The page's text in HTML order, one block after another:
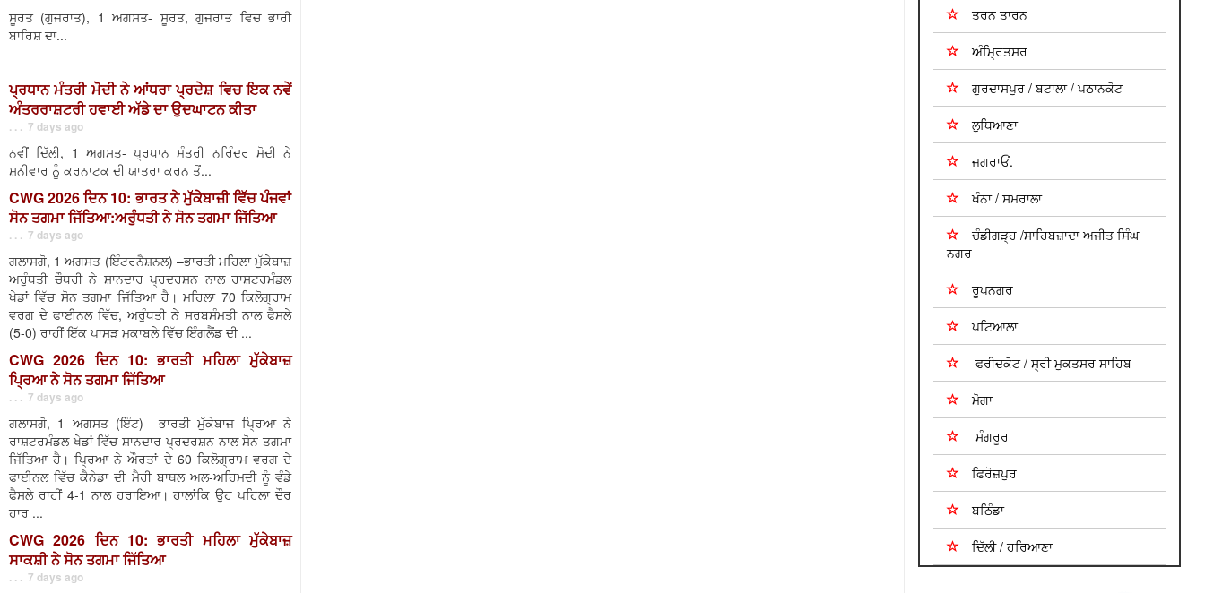
ਸੂਰਤ (ਗੁਜਰਾਤ), 1 ਅਗਸਤ- ਸੂਰਤ, ਗੁਜਰਾਤ ਵਿਚ ਭਾਰੀ
ਬਾਰਿਸ਼ ਦਾ...
ਪ੍ਰਧਾਨ ਮੰਤਰੀ ਮੋਦੀ ਨੇ ਆਂਧਰਾ ਪ੍ਰਦੇਸ਼ ਵਿਚ ਇਕ ਨਵੇਂ
ਅੰਤਰਰਾਸ਼ਟਰੀ ਹਵਾਈ ਅੱਡੇ ਦਾ ਉਦਘਾਟਨ ਕੀਤਾ
. . . 7 days ago
ਨਵੀਂ ਦਿੱਲੀ, 1 ਅਗਸਤ- ਪ੍ਰਧਾਨ ਮੰਤਰੀ ਨਰਿੰਦਰ ਮੋਦੀ ਨੇ
ਸ਼ਨੀਵਾਰ ਨੂੰ ਕਰਨਾਟਕ ਦੀ ਯਾਤਰਾ ਕਰਨ ਤੋਂ...
CWG 2026 ਦਿਨ 10: ਭਾਰਤ ਨੇ ਮੁੱਕੇਬਾਜ਼ੀ ਵਿੱਚ ਪੰਜਵਾਂ
ਸੋਨ ਤਗਮਾ ਜਿੱਤਿਆ:ਅਰੁੰਧਤੀ ਨੇ ਸੋਨ ਤਗਮਾ ਜਿੱਤਿਆ
. . . 7 days ago
ਗਲਾਸਗੋ, 1 ਅਗਸਤ (ਇੰਟਰਨੈਸ਼ਨਲ) –ਭਾਰਤੀ ਮਹਿਲਾ ਮੁੱਕੇਬਾਜ਼
ਅਰੁੰਧਤੀ ਚੌਧਰੀ ਨੇ ਸ਼ਾਨਦਾਰ ਪ੍ਰਦਰਸ਼ਨ ਨਾਲ ਰਾਸ਼ਟਰਮੰਡਲ
ਖੇਡਾਂ ਵਿੱਚ ਸੋਨ ਤਗਮਾ ਜਿੱਤਿਆ ਹੈ। ਮਹਿਲਾ 70 ਕਿਲੋਗ੍ਰਾਮ
ਵਰਗ ਦੇ ਫਾਈਨਲ ਵਿੱਚ, ਅਰੁੰਧਤੀ ਨੇ ਸਰਬਸੰਮਤੀ ਨਾਲ ਫੈਸਲੇ
(5-0) ਰਾਹੀਂ ਇੱਕ ਪਾਸੜ ਮੁਕਾਬਲੇ ਵਿੱਚ ਇੰਗਲੈਂਡ ਦੀ ...
CWG 2026 ਦਿਨ 10: ਭਾਰਤੀ ਮਹਿਲਾ ਮੁੱਕੇਬਾਜ਼
ਪ੍ਰਿਆ ਨੇ ਸੋਨ ਤਗਮਾ ਜਿੱਤਿਆ
. . . 7 days ago
ਗਲਾਸਗੋ, 1 ਅਗਸਤ (ਇੰਟ) –ਭਾਰਤੀ ਮੁੱਕੇਬਾਜ਼ ਪ੍ਰਿਆ ਨੇ
ਰਾਸ਼ਟਰਮੰਡਲ ਖੇਡਾਂ ਵਿੱਚ ਸ਼ਾਨਦਾਰ ਪ੍ਰਦਰਸ਼ਨ ਨਾਲ ਸੋਨ ਤਗਮਾ
ਜਿੱਤਿਆ ਹੈ। ਪ੍ਰਿਆ ਨੇ ਔਰਤਾਂ ਦੇ 60 ਕਿਲੋਗ੍ਰਾਮ ਵਰਗ ਦੇ
ਫਾਈਨਲ ਵਿੱਚ ਕੈਨੇਡਾ ਦੀ ਮੈਰੀ ਬਾਥਲ ਅਲ-ਅਹਿਮਦੀ ਨੂੰ ਵੰਡੇ
ਫੈਸਲੇ ਰਾਹੀਂ 4-1 ਨਾਲ ਹਰਾਇਆ। ਹਾਲਾਂਕਿ ਉਹ ਪਹਿਲਾ ਦੌਰ
ਹਾਰ ...
CWG 2026 ਦਿਨ 10: ਭਾਰਤੀ ਮਹਿਲਾ ਮੁੱਕੇਬਾਜ਼
ਸਾਕਸ਼ੀ ਨੇ ਸੋਨ ਤਗਮਾ ਜਿੱਤਿਆ
. . . 7 days ago
ਤਰਨ ਤਾਰਨ
ਅੰਮ੍ਰਿਤਸਰ
ਗੁਰਦਾਸਪੁਰ / ਬਟਾਲਾ / ਪਠਾਨਕੋਟ
ਲੁਧਿਆਣਾ
ਜਗਰਾਓਂ.
ਖੰਨਾ / ਸਮਰਾਲਾ
ਚੰਡੀਗੜ੍ਹ /ਸਾਹਿਬਜ਼ਾਦਾ ਅਜੀਤ ਸਿੰਘ
ਨਗਰ
ਰੂਪਨਗਰ
ਪਟਿਆਲਾ
ਫਰੀਦਕੋਟ / ਸ੍ਰੀ ਮੁਕਤਸਰ ਸਾਹਿਬ
ਮੋਗਾ
ਸੰਗਰੂਰ
ਫਿਰੋਜ਼ਪੁਰ
ਬਠਿੰਡਾ
ਦਿੱਲੀ / ਹਰਿਆਣਾ